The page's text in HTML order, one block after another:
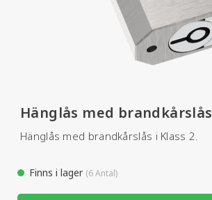
Hänglås med brandkårslås
Hänglås med brandkårslås i Klass 2.
Finns i lager (6 Antal)